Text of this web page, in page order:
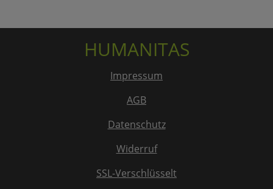
HUMANITAS
Impressum
AGB
Datenschutz
Widerruf
SSL-Verschlüsselt